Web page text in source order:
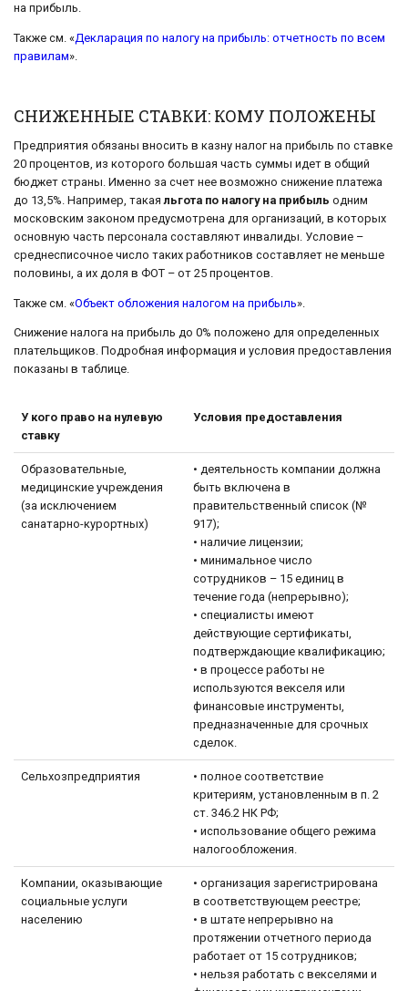
на прибыль.
Также см. «Декларация по налогу на прибыль: отчетность по всем
правилам».
СНИЖЕННЫЕ СТАВКИ: КОМУ ПОЛОЖЕНЫ
Предприятия обязаны вносить в казну налог на прибыль по ставке
20 процентов, из которого большая часть суммы идет в общий
бюджет страны. Именно за счет нее возможно снижение платежа
до 13,5%. Например, такаяльгота по налогу на прибыль одним
московским законом предусмотрена для организаций, в которых
основную часть персонала составляют инвалиды. Условие –
среднесписочное число таких работников составляет не меньше
половины, а их доля в ФОТ – от 25 процентов.
Также см. «Объект обложения налогом на прибыль».
Снижение налога на прибыль до 0% положено для определенных
плательщиков. Подробная информация и условия предоставления
показаны в таблице.
У кого право на нулевую
ставку
Условия предоставления
Образовательные,
медицинские учреждения
(за исключением
санатарно-курортных)
• деятельность компании должна
быть включена в
правительственный список (№
917);
• наличие лицензии;
• минимальное число
сотрудников – 15 единиц в
течение года (непрерывно);
• специалисты имеют
действующие сертификаты,
подтверждающие квалификацию;
• в процессе работы не
используются векселя или
финансовые инструменты,
предназначенные для срочных
сделок.
Сельхозпредприятия
• полное соответствие
критериям, установленным в п. 2
ст. 346.2 НК РФ;
• использование общего режима
налогообложения.
Компании, оказывающие
социальные услуги
населению
• организация зарегистрирована
в соответствующем реестре;
• в штате непрерывно на
протяжении отчетного периода
работает от 15 сотрудников;
• нельзя работать с векселями и